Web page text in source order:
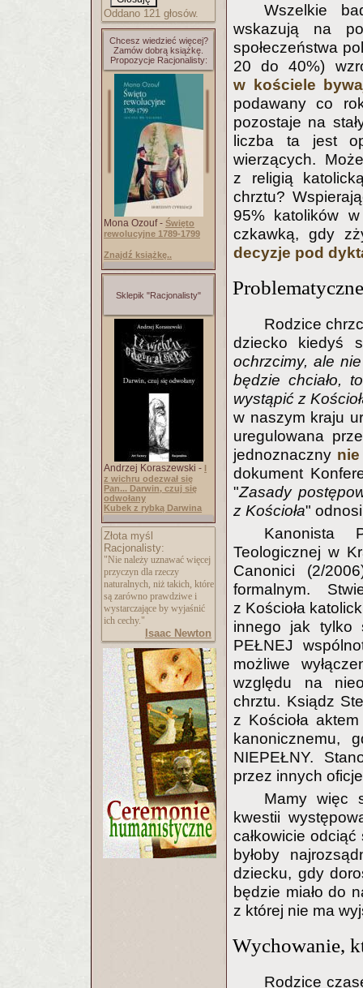
Oddano 121 głosów.
Chcesz wiedzieć więcej?
Zamów dobrą książkę.
Propozycje Racjonalisty:
Mona Ozouf - Święto
rewolucyjne 1789-1799
Znajdź książkę..
Sklepik "Racjonalisty"
Andrzej Koraszewski - I
z wichru odezwał się
Pan... Darwin, czuj się
odwołany
Kubek z rybką Darwina
Złota myśl
Racjonalisty:
"Nie należy uznawać więcej
przyczyn dla rzeczy
naturalnych, niż takich, które
są zarówno prawdziwe i
wystarczające by wyjaśnić
ich cechy."
Isaac Newton
Wszelkie
wskazują na
społeczeństwa
20 do 40%)
w kościele
podawany co
pozostaje na
liczba ta jest
wierzących.
z religią
chrztu?
95% katolików
czkawką, gdy
decyzje pod
Rodzice
dziecko kiedyś
ochrzcimy, ale
będzie chciało,
wystąpić z Kościoł
w naszym kraju
uregulowana
jednoznaczny
dokument
"Zasady
z Kościoła"
Kanonista
Teologicznej w
Canonici (2/
formalnym.
z Kościoła
innego jak tylko
PEŁNEJ
możliwe
względu na
chrztu. Ksiądz
z Kościoła
kanonicznemu,
NIEPEŁNY.
przez innych
Mamy więc
kwestii
całkowicie
byłoby
dziecku, gdy
będzie miało do
z której nie ma
Wychowanie,
Rodzice